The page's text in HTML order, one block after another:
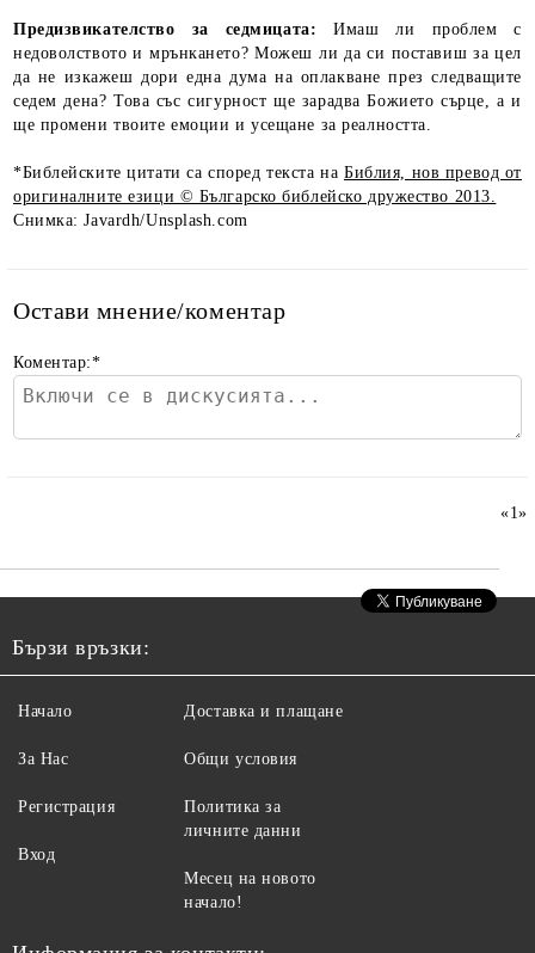
Предизвикателство за седмицата: Имаш ли проблем с
недоволството и мрънкането? Можеш ли да си поставиш за цел
да не изкажеш дори една дума на оплакване през следващите
седем дена? Това със сигурност ще зарадва Божието сърце, а и
ще промени твоите емоции и усещане за реалността.
*Библейските цитати са според текста на Библия, нов превод от
оригиналните езици © Българско библейско дружество 2013.
Снимка: Javardh/Unsplash.com
Остави мнение/коментар
Коментар:*
«1»
Бързи връзки:
Начало
За Нас
Регистрация
Вход
Доставка и плащане
Общи условия
Политика за
личните данни
Месец на новото
начало!